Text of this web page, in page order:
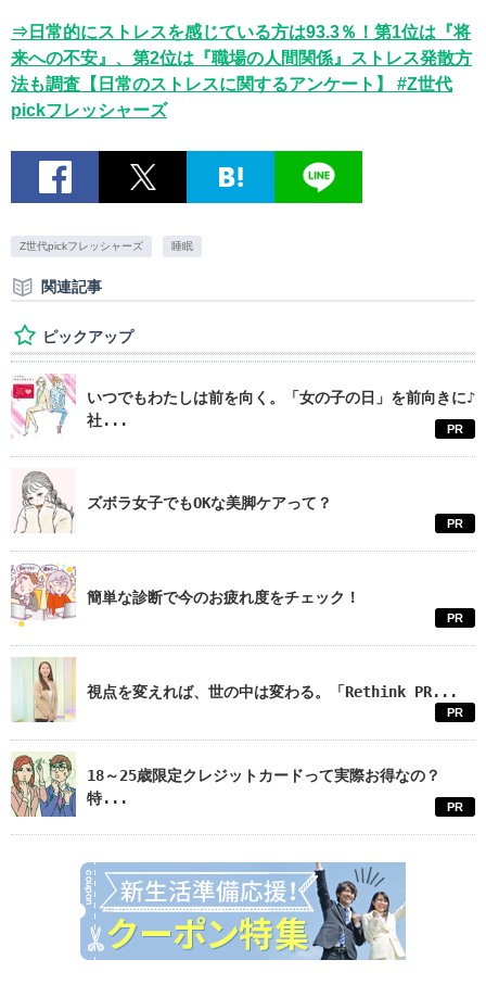
⇒日常的にストレスを感じている方は93.3％！第1位は『将
来への不安』、第2位は『職場の人間関係』ストレス発散方
法も調査【日常のストレスに関するアンケート】 #Z世代
pickフレッシャーズ
Z世代pickフレッシャーズ 睡眠
関連記事
ピックアップ
いつでもわたしは前を向く。「女の子の日」を前向きに♪
社...
PR
ズボラ女子でもOKな美脚ケアって？
PR
簡単な診断で今のお疲れ度をチェック！
PR
視点を変えれば、世の中は変わる。「Rethink PR...
PR
18～25歳限定クレジットカードって実際お得なの？
特...
PR